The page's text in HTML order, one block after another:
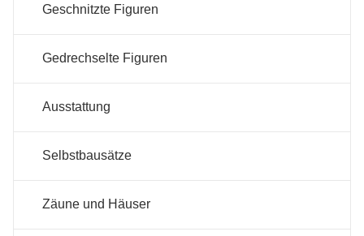
Geschnitzte Figuren
Gedrechselte Figuren
Ausstattung
Selbstbausätze
Zäune und Häuser